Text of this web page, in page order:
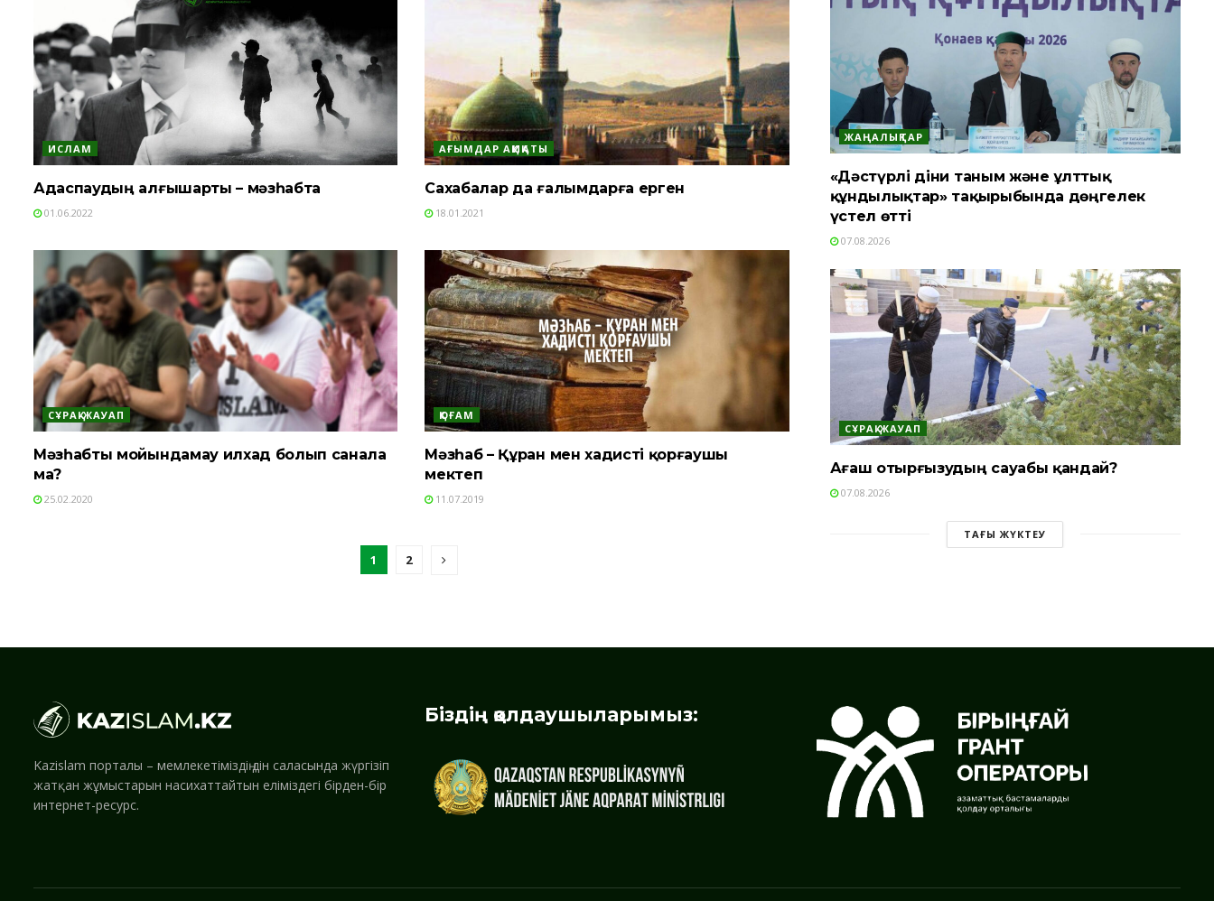
ИСЛАМ
Адаспаудың алғышарты – мәзһабта
01.06.2022
АҒЫМДАР АҚИҚАТЫ
Сахабалар да ғалымдарға ерген
18.01.2021
СҰРАҚ-ЖАУАП
Мәзһабты мойындамау илхад болып санала
ма?
25.02.2020
ҚОҒАМ
Мәзһаб – Құран мен хадисті қорғаушы
мектеп
11.07.2019
1 2
ЖАҢАЛЫҚТАР
«Дәстүрлі діни таным және ұлттық
құндылықтар» тақырыбында дөңгелек
үстел өтті
07.08.2026
СҰРАҚ-ЖАУАП
Ағаш отырғызудың сауабы қандай?
07.08.2026
ТАҒЫ ЖҮКТЕУ
Kazislam порталы – мемлекетіміздің дін саласында жүргізіп
жатқан жұмыстарын насихаттайтын еліміздегі бірден-бір
интернет-ресурс.
Біздің қолдаушыларымыз: